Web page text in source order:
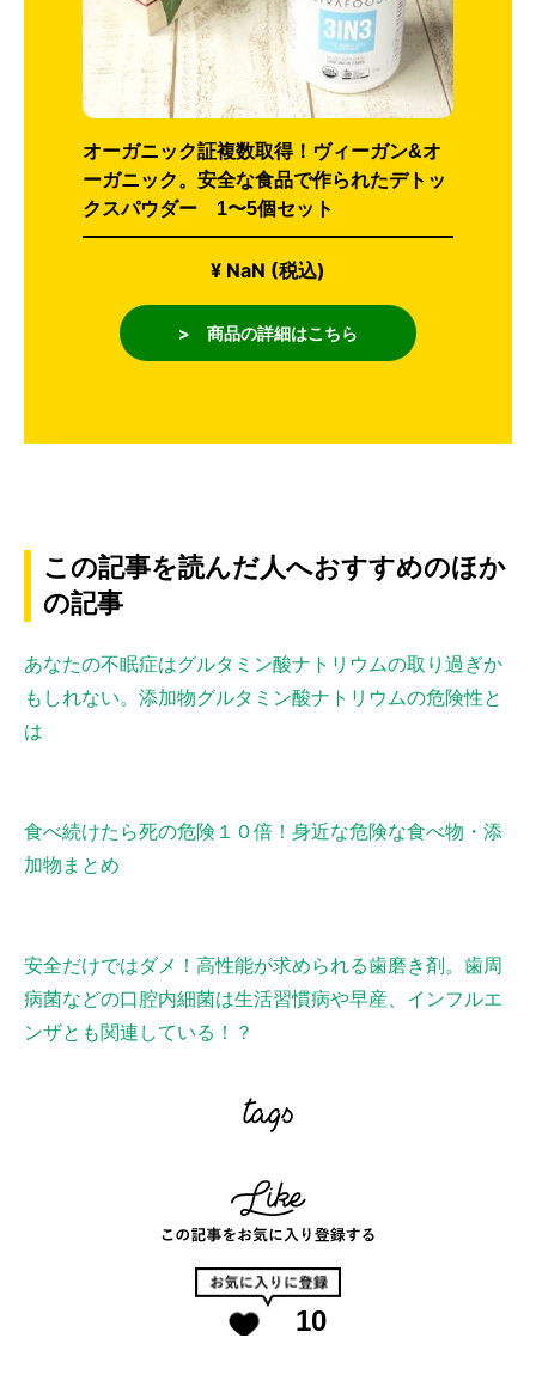
オーガニック証複数取得！ヴィーガン&オ
ーガニック。安全な食品で作られたデトッ
クスパウダー 1〜5個セット
¥ NaN (税込)
> 商品の詳細はこちら
この記事を読んだ人へおすすめのほか
の記事
あなたの不眠症はグルタミン酸ナトリウムの取り過ぎか
もしれない。添加物グルタミン酸ナトリウムの危険性と
は
食べ続けたら死の危険１０倍！身近な危険な食べ物・添
加物まとめ
安全だけではダメ！高性能が求められる歯磨き剤。歯周
病菌などの口腔内細菌は生活習慣病や早産、インフルエ
ンザとも関連している！？
10